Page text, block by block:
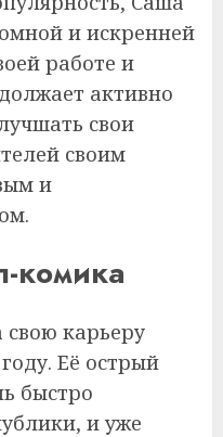
и искренней
работе и
активно
свои
своим
и
комика
карьеру
Её острый
быстро
и уже